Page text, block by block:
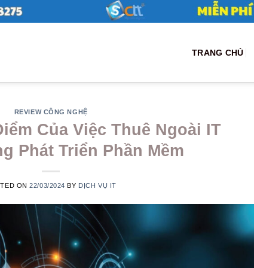
TRANG CHỦ
REVIEW CÔNG NGHỆ
Của Việc Thuê Ngoài IT
Phát Triển Phần Mềm
ON22/03/2024 BY DỊCH VỤ IT